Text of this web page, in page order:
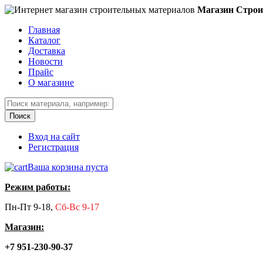
Магазин
Главная
Каталог
Доставка
Новости
Прайс
О магазине
Вход на сайт
Регистрация
Ваша корзина пуста
Режим работы:
Пн-Пт 9-18, Сб-Вс 9-17
Магазин:
+7 951-230-90-37